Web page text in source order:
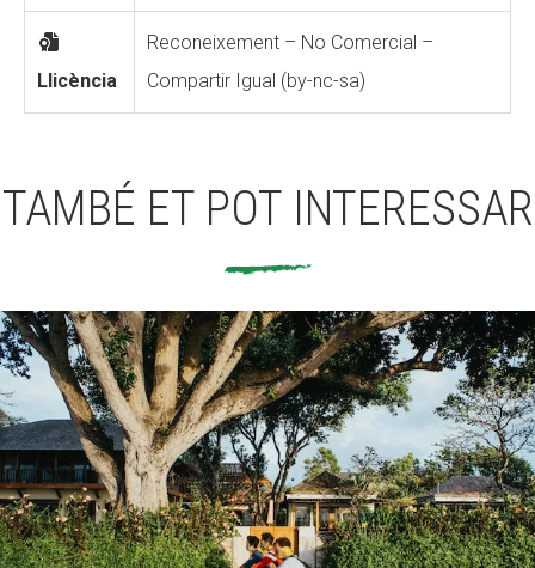
Llicència
Reconeixement – No Comercial –
Compartir Igual (by-nc-sa)
TAMBÉ ET POT INTERESSAR